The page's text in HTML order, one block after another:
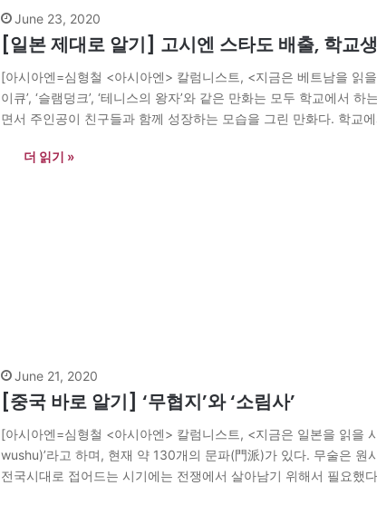
June 23, 2020
[일본 제대로 알기] 고시엔 스타도 배출, 학교
[아시아엔=심형철 <아시아엔> 칼럼니스트, <지금은 베트남을 읽
이큐’, ‘슬램덩크’, ‘테니스의 왕자’와 같은 만화는 모두 학교에서
면서 주인공이 친구들과 함께 성장하는 모습을 그린 만화다. 학교
더 읽기 »
June 21, 2020
[중국 바로 알기] ‘무협지’와 ‘소림사’
[아시아엔=심형철 <아시아엔> 칼럼니스트, <지금은 일본을 읽을
wushu)’라고 하며, 현재 약 130개의 문파(門派)가 있다. 무술은 원
전국시대로 접어드는 시기에는 전쟁에서 살아남기 위해서 필요했